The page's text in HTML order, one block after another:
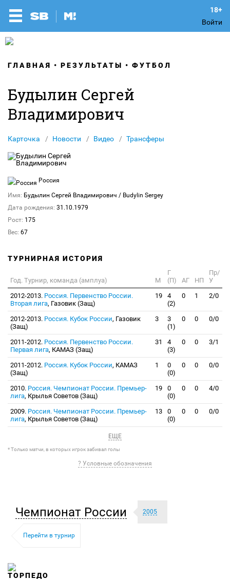
Войти
ГЛАВНАЯ РЕЗУЛЬТАТЫ ФУТБОЛ
Будылин Сергей
Владимирович
Карточка Новости Видео Трансферы
Россия
Имя: Будылин Сергей Владимирович / Budylin Sergey
Дата рождения: 31.10.1979
Рост: 175
Вес: 67
ТУРНИРНАЯ ИСТОРИЯ
Год. Турнир, команда (амплуа) М
Г
(П)
АГ НП
Пр/
У
2012-2013. Россия. Первенство России.
Вторая лига, Газовик (Защ)
19
4
(2)
0 1 2/0
2012-2013. Россия. Кубок России, Газовик
(Защ)
3
3
(1)
0 0 0/0
2011-2012. Россия. Первенство России.
Первая лига, КАМАЗ (Защ)
31
4
(3)
0 0 3/1
2011-2012. Россия. Кубок России, КАМАЗ
(Защ)
1
0
(0)
0 0 0/0
2010. Россия. Чемпионат России. Премьер-
лига, Крылья Советов (Защ)
19
0
(0)
0 0 4/0
2009. Россия. Чемпионат России. Премьер-
лига, Крылья Советов (Защ)
13
0
(0)
0 0 0/0
ЕЩЕ
* Только матчи, в которых игрок забивал голы
? Условные обозначения
Чемпионат России 2005
Перейти в турнир